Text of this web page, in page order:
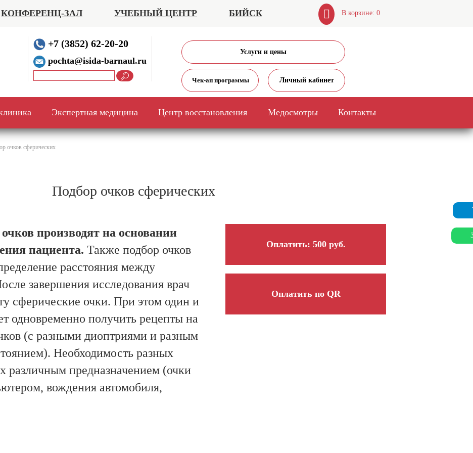
КОНФЕРЕНЦ-ЗАЛ УЧЕБНЫЙ ЦЕНТР БИЙСК В корзине: 0
+7 (3852) 62-20-20
pochta@isida-barnaul.ru
Услуги и цены
Чек-ап программы Личный кабинет
Экспертная медицина Центр восстановления Медосмотры Контакты
очков сферических
Подбор очков сферических
производят на основании
пациента. Также подбор очков
расстояния между
завершения исследования врач
сферические очки. При этом один и
одновременно получить рецепты на
(с разными диоптриями и разным
Необходимость разных
различным предназначением (очки
вождения автомобиля,
Оплатить: 500 руб.
Оплатить по QR